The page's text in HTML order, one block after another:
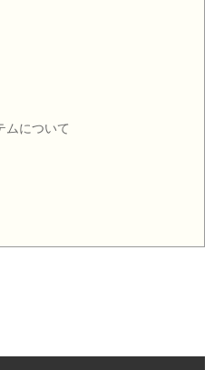
ムについて